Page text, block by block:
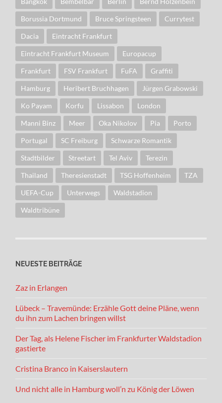
Borussia Dortmund Bruce Springsteen Currytest
Dacia Eintracht Frankfurt
Eintracht Frankfurt Museum Europacup
Frankfurt FSV Frankfurt FuFA Graffiti
Hamburg Heribert Bruchhagen Jürgen Grabowski
Ko Payam Korfu Lissabon London
Manni Binz Meer Oka Nikolov Pia Porto
Portugal SC Freiburg Schwarze Romantik
Stadtbilder Streetart Tel Aviv Terezin
Thailand Theresienstadt TSG Hoffenheim TZA
UEFA-Cup Unterwegs Waldstadion
Waldtribüne
NEUESTE BEITRÄGE
Zaz in Erlangen
Lübeck – Travemünde: Erzähle Gott deine Pläne, wenn
du ihn zum Lachen bringen willst
Der Tag, als Helene Fischer im Frankfurter Waldstadion
gastierte
Cristina Branco in Kaiserslautern
Und nicht alle in Hamburg woll’n zu König der Löwen